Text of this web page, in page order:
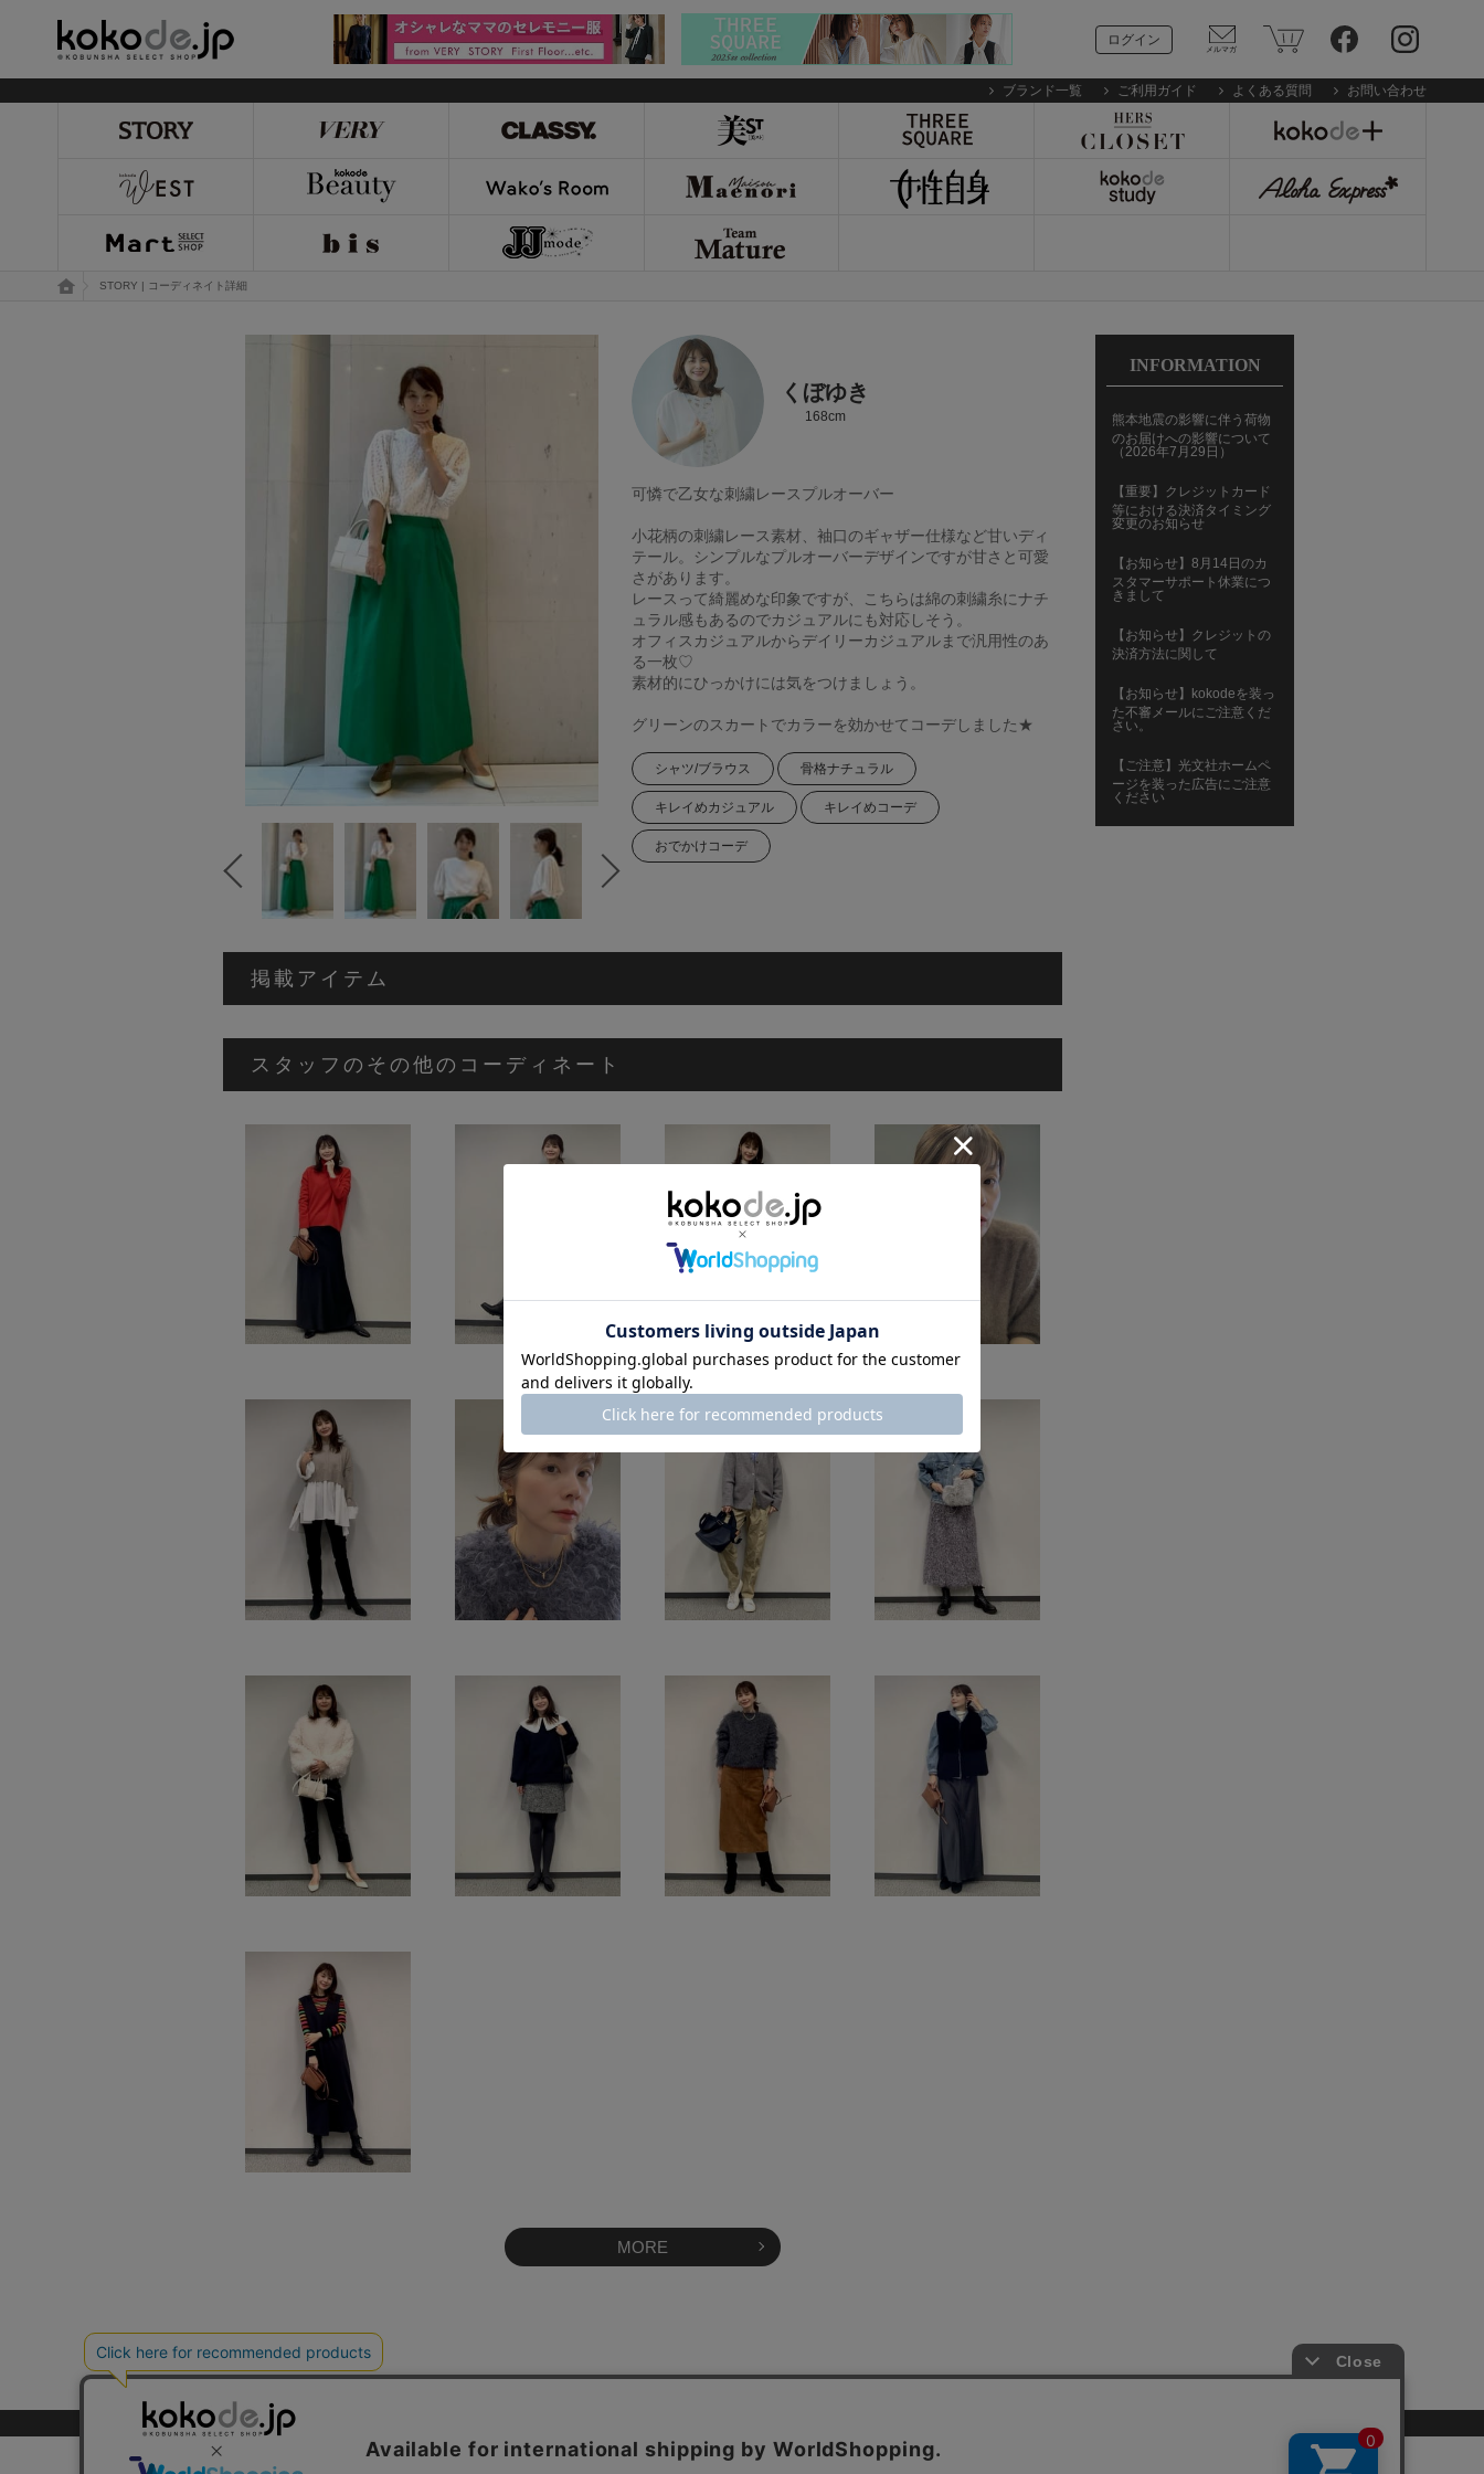
ログイン
ブランド一覧 ご利用ガイド よくある質問 お問い合わせ
トップページ
STORY | コーディネイト詳細
くぼゆき
168cm
可憐で乙女な刺繍レースプルオーバー
小花柄の刺繍レース素材、袖口のギャザー仕様など甘いディ
テール。シンプルなプルオーバーデザインですが甘さと可愛
さがあります。
レースって綺麗めな印象ですが、こちらは綿の刺繍糸にナチ
ュラル感もあるのでカジュアルにも対応しそう。
オフィスカジュアルからデイリーカジュアルまで汎用性のあ
る一枚♡
素材的にひっかけには気をつけましょう。
グリーンのスカートでカラーを効かせてコーデしました★
シャツ/ブラウス 骨格ナチュラル
キレイめカジュアル キレイめコーデ
おでかけコーデ
掲載アイテム
スタッフのその他のコーディネート
MORE
INFORMATION
熊本地震の影響に伴う荷物
のお届けへの影響について
（2026年7月29日）
【重要】クレジットカード
等における決済タイミング
変更のお知らせ
【お知らせ】8月14日のカ
スタマーサポート休業につ
きまして
【お知らせ】クレジットの
決済方法に関して
【お知らせ】kokodeを装っ
た不審メールにご注意くだ
さい。
【ご注意】光文社ホームペ
ージを装った広告にご注意
ください